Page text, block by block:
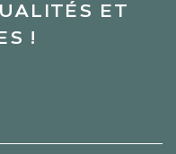
ET
!